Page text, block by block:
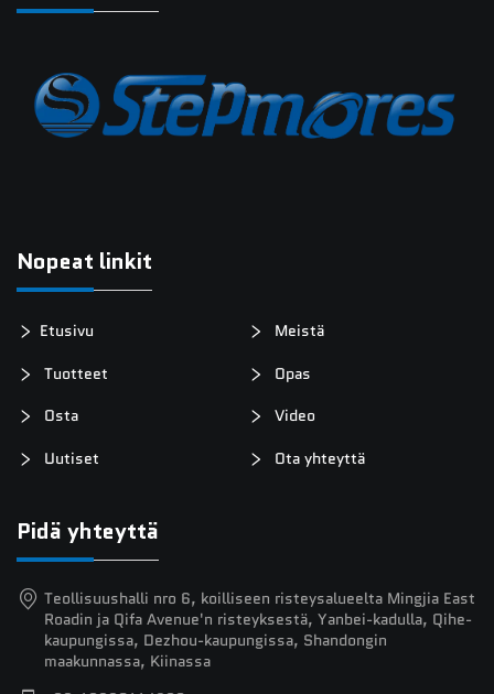
Nopeat linkit
Etusivu
Meistä
Tuotteet
Opas
Osta
Video
Uutiset
Ota yhteyttä
Pidä yhteyttä
Teollisuushalli nro 6, koilliseen risteysalueelta Mingjia East
Roadin ja Qifa Avenue'n risteyksestä, Yanbei-kadulla, Qihe-
kaupungissa, Dezhou-kaupungissa, Shandongin
maakunnassa, Kiinassa